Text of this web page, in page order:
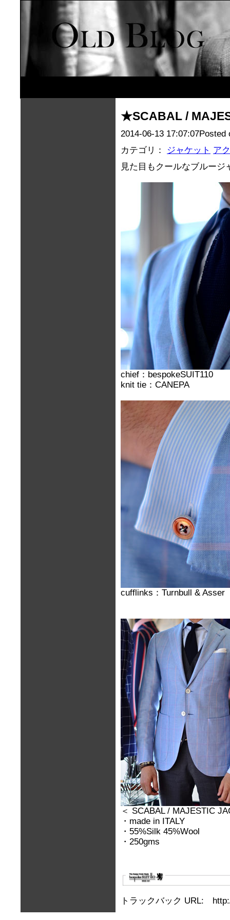
★SCABAL /
2014-06-13 17:07:07Posted
カテゴリ：
ジャケット ア
見た目もクールなブルージ
chief：bespokeSUIT110
knit tie：CANEPA
cufflinks：Turnbull & Asser
＜ SCABAL / MAJESTIC
・made in ITALY
・55%Silk 45%Wool
・250gms
トラックバック URL: